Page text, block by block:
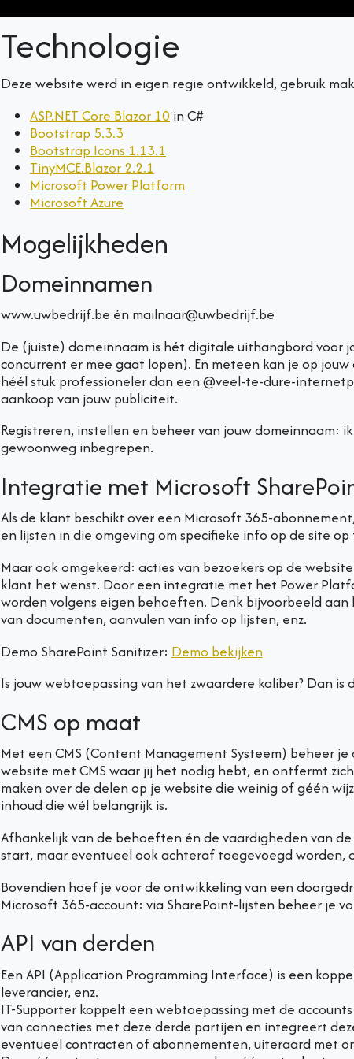
Technologie
Deze website werd in eigen regie ontwikkeld, gebruik
ASP.NET Core Blazor 10 in C#
Bootstrap 5.3.3
Bootstrap Icons 1.13.1
TinyMCE.Blazor 2.2.1
Microsoft Power Platform
Microsoft Azure
Mogelijkheden
Domeinnamen
www.uwbedrijf.be én mailnaar@uwbedrijf.be
De (juiste) domeinnaam is hét digitale uithangbord
concurrent er mee gaat lopen). En meteen kan je op
héél stuk professioneler dan een @veel-te-dure-
aankoop van jouw publiciteit.
Registreren, instellen en beheer van jouw domeinnaam:
gewoonweg inbegrepen.
Integratie met Microsoft
Als de klant beschikt over een Microsoft 365-
en lijsten in die omgeving om specifieke info op de site
Maar ook omgekeerd: acties van bezoekers op de
klant het wenst. Door een integratie met het Power
worden volgens eigen behoeften. Denk bijvoorbeeld
van documenten, aanvulen van info op lijsten, enz.
Demo SharePoint Sanitizer: Demo bekijken
Is jouw webtoepassing van het zwaardere kaliber? Dan
CMS op maat
Met een CMS (Content Management Systeem) beheer
website met CMS waar jij het nodig hebt, en ontfermt
maken over de delen op je website die weinig of géén
inhoud die wél belangrijk is.
Afhankelijk van de behoeften én de vaardigheden van
start, maar eventueel ook achteraf toegevoegd worden,
Bovendien hoef je voor de ontwikkeling van een
Microsoft 365-account: via SharePoint-lijsten beheer je
API van derden
Een API (Application Programming Interface) is een
leverancier, enz.
IT-Supporter koppelt een webtoepassing met de
van connecties met deze derde partijen en integreert
eventueel contracten of abonnementen, uiteraard met